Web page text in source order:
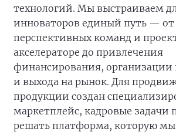
технологий. Мы выстраиваем
инноваторов единый путь — от
перспективных команд и
акселераторе до привлечения
финансирования, организации
и выхода на рынок. Для
продукции создан
маркетплейс, кадровые задачи
решать платформа, которую